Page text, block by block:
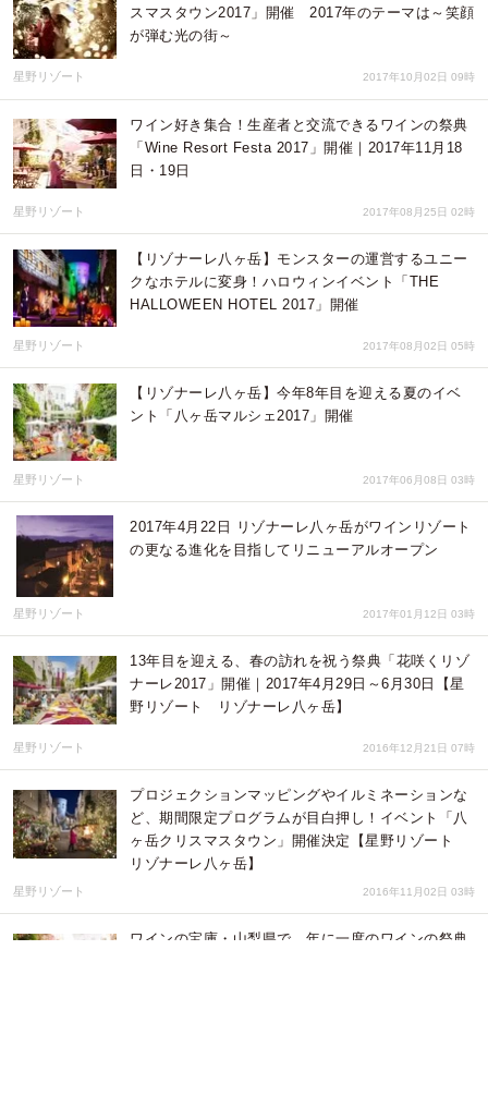
スマスタウン2017」開催 2017年のテーマは～笑顔
が弾む光の街～
星野リゾート 2017年10月02日 09時
ワイン好き集合！生産者と交流できるワインの祭典
「Wine Resort Festa 2017」開催｜2017年11月18
日・19日
星野リゾート 2017年08月25日 02時
【リゾナーレ八ヶ岳】モンスターの運営するユニー
クなホテルに変身！ハロウィンイベント「THE
HALLOWEEN HOTEL 2017」開催
星野リゾート 2017年08月02日 05時
【リゾナーレ八ヶ岳】今年8年目を迎える夏のイベ
ント「八ヶ岳マルシェ2017」開催
星野リゾート 2017年06月08日 03時
2017年4月22日 リゾナーレ八ヶ岳がワインリゾート
の更なる進化を目指してリニューアルオープン
星野リゾート 2017年01月12日 03時
13年目を迎える、春の訪れを祝う祭典「花咲くリゾ
ナーレ2017」開催｜2017年4月29日～6月30日【星
野リゾート リゾナーレ八ヶ岳】
星野リゾート 2016年12月21日 07時
プロジェクションマッピングやイルミネーションな
ど、期間限定プログラムが目白押し！イベント「八
ヶ岳クリスマスタウン」開催決定【星野リゾート
リゾナーレ八ヶ岳】
星野リゾート 2016年11月02日 03時
ワインの宝庫・山梨県で、年に一度のワインの祭典